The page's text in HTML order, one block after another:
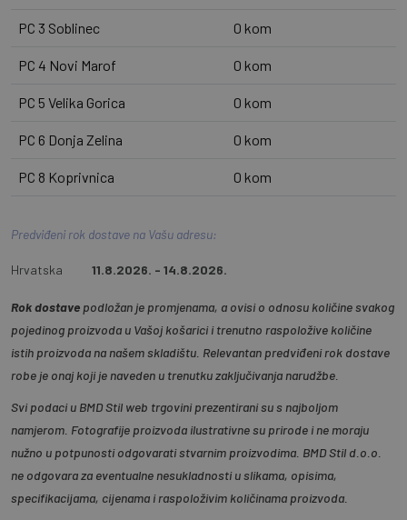
PC 3 Soblinec 0 kom
PC 4 Novi Marof 0 kom
PC 5 Velika Gorica 0 kom
PC 6 Donja Zelina 0 kom
PC 8 Koprivnica 0 kom
Predviđeni rok dostave na Vašu adresu:
Hrvatska 11.8.2026. - 14.8.2026.
Rok dostave podložan je promjenama, a ovisi o odnosu količine svakog
pojedinog proizvoda u Vašoj košarici i trenutno raspoložive količine
istih proizvoda na našem skladištu. Relevantan predviđeni rok dostave
robe je onaj koji je naveden u trenutku zaključivanja narudžbe.
Svi podaci u BMD Stil web trgovini prezentirani su s najboljom
namjerom. Fotografije proizvoda ilustrativne su prirode i ne moraju
nužno u potpunosti odgovarati stvarnim proizvodima. BMD Stil d.o.o.
ne odgovara za eventualne nesukladnosti u slikama, opisima,
specifikacijama, cijenama i raspoloživim količinama proizvoda.